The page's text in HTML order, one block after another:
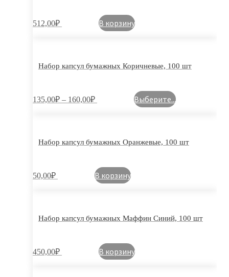
512,00₽ В корзину
Набор капсул бумажных Коричневые, 100 шт
135,00₽ – 160,00₽ Выберите...
Набор капсул бумажных Оранжевые, 100 шт
50,00₽ В корзину
Набор капсул бумажных Маффин Синий, 100 шт
450,00₽ В корзину